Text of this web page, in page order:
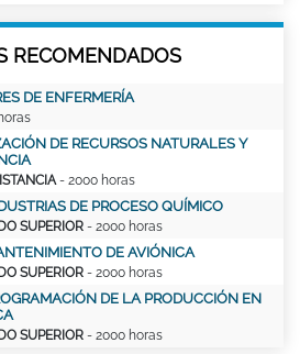
RECOMENDADOS
DE ENFERMERÍA
DE RECURSOS NATURALES Y
- 2000 horas
DE PROCESO QUÍMICO
SUPERIOR - 2000 horas
DE AVIÓNICA
SUPERIOR - 2000 horas
DE LA PRODUCCIÓN EN
SUPERIOR - 2000 horas